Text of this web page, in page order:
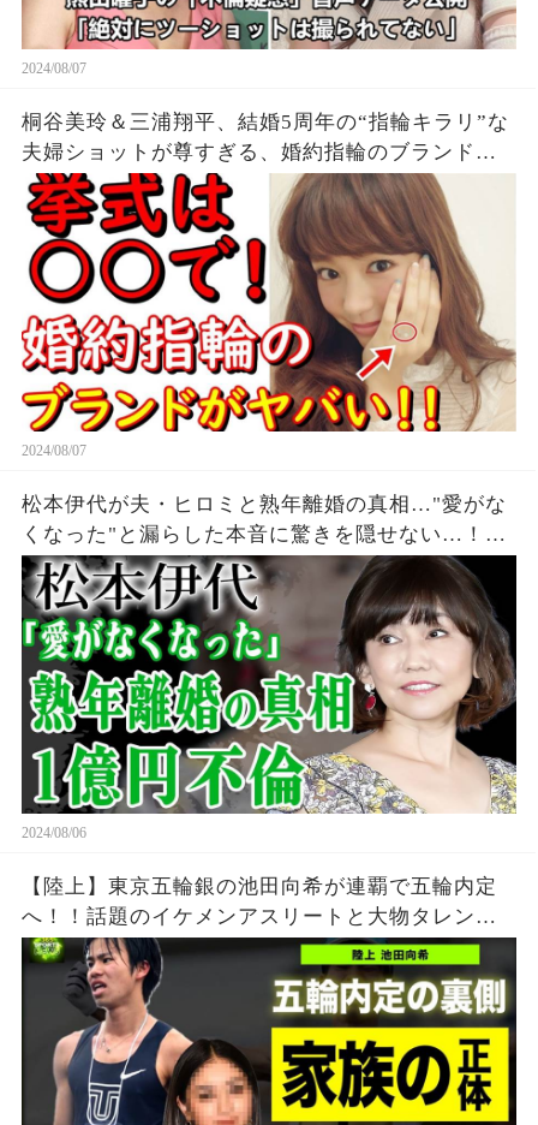
2024/08/07
桐谷美玲＆三浦翔平、結婚5周年の“指輪キラリ”な
夫婦ショットが尊すぎる、婚約指輪のブランドに
一同驚愕...。
2024/08/07
松本伊代が夫・ヒロミと熟年離婚の真相…"愛がな
くなった"と漏らした本音に驚きを隠せない…！
『センチメンタル・ジャーニー』で有名な元アイ
ドルの夫が暴露された不倫の真相…1億以上貢いだ
実態に絶句！
2024/08/06
【陸上】東京五輪銀の池田向希が連覇で五輪内定
へ！！話題のイケメンアスリートと大物タレント
の衝撃の関係がやばい！！若ハゲと言われる真相...
家族の正体に一